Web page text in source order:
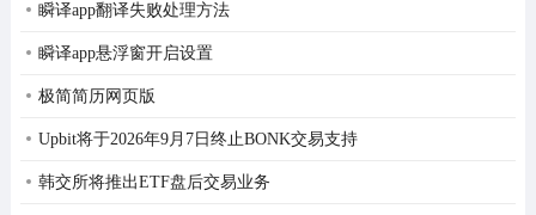
瞬译app翻译失败处理方法
瞬译app悬浮窗开启设置
极简简历网页版
Upbit将于2026年9月7日终止BONK交易支持
韩交所将推出ETF盘后交易业务